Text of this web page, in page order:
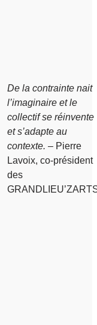
De la contrainte nait
l’imaginaire et le
collectif se réinvente
et s’adapte au
contexte. – Pierre
Lavoix, co-président
des